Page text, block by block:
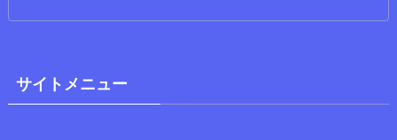
サイトメニュー